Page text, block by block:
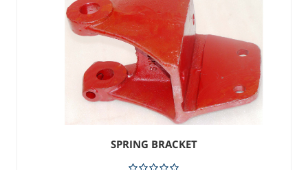
SPRING BRACKET